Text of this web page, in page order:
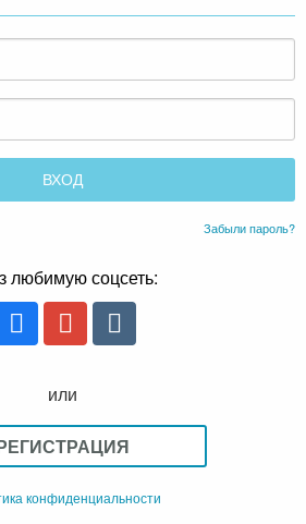
Забыли пароль?
любимую соцсеть:
или
конфиденциальности